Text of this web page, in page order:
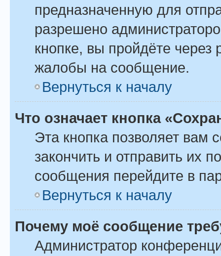
предназначенную для
разрешено
кнопке, вы пройдёте
жалобы на сообщение.
Вернуться к началу
Что означает кнопка
Эта кнопка позволяет вам
закончить и отправить их
сообщения перейдите в
Вернуться к началу
Почему моё сообщение
Администратор